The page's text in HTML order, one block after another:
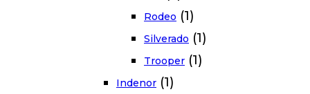
Rodeo (1)
Silverado (1)
Trooper (1)
Indenor (1)